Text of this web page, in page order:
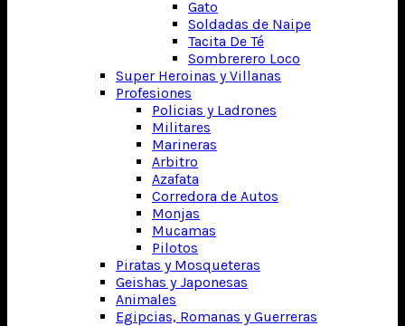
Gato
Soldadas de Naipe
Tacita De Té
Sombrerero Loco
Super Heroinas y Villanas
Profesiones
Policias y Ladrones
Militares
Marineras
Arbitro
Azafata
Corredora de Autos
Monjas
Mucamas
Pilotos
Piratas y Mosqueteras
Geishas y Japonesas
Animales
Egipcias, Romanas y Guerreras